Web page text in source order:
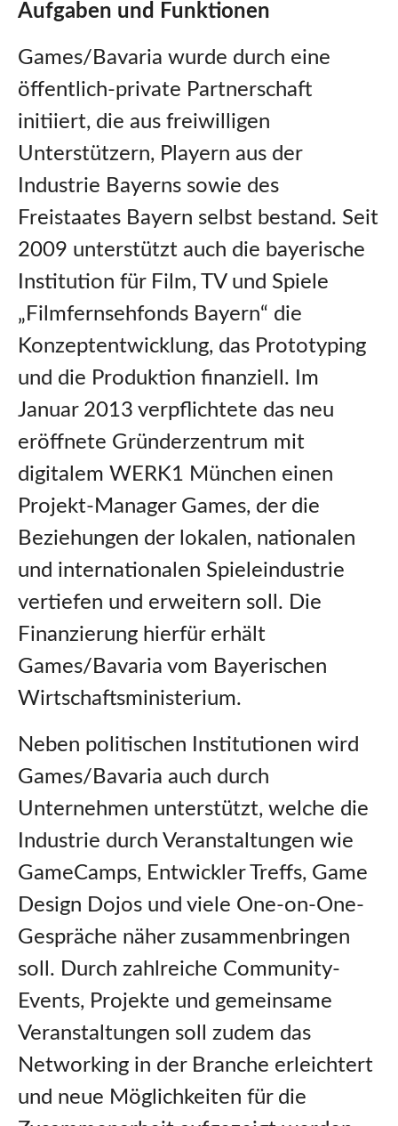
Aufgaben und Funktionen
Games/Bavaria wurde durch eine
öffentlich-private Partnerschaft
initiiert, die aus freiwilligen
Unterstützern, Playern aus der
Industrie Bayerns sowie des
Freistaates Bayern selbst bestand. Seit
2009 unterstützt auch die bayerische
Institution für Film, TV und Spiele
„Filmfernsehfonds Bayern“ die
Konzeptentwicklung, das Prototyping
und die Produktion finanziell. Im
Januar 2013 verpflichtete das neu
eröffnete Gründerzentrum mit
digitalem WERK1 München einen
Projekt-Manager Games, der die
Beziehungen der lokalen, nationalen
und internationalen Spieleindustrie
vertiefen und erweitern soll. Die
Finanzierung hierfür erhält
Games/Bavaria vom Bayerischen
Wirtschaftsministerium.
Neben politischen Institutionen wird
Games/Bavaria auch durch
Unternehmen unterstützt, welche die
Industrie durch Veranstaltungen wie
GameCamps, Entwickler Treffs, Game
Design Dojos und viele One-on-One-
Gespräche näher zusammenbringen
soll. Durch zahlreiche Community-
Events, Projekte und gemeinsame
Veranstaltungen soll zudem das
Networking in der Branche erleichtert
und neue Möglichkeiten für die